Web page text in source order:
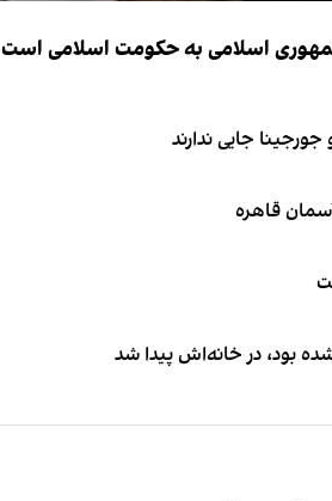
جمهوری اسلامی به حکومت اسلامی است
بود، در خانه‌اش پیدا شد